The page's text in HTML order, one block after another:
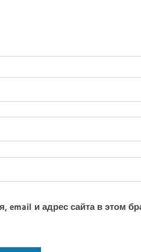
email и адрес сайта в этом